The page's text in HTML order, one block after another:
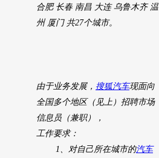
合肥 长春 南昌 大连 乌鲁木齐 温
州 厦门 共27个城市。
由于业务发展， 搜狐汽车现面向
全国多个地区（见上）招聘市场
信息员（兼职），
工作要求：
1、对自己所在城市的汽车